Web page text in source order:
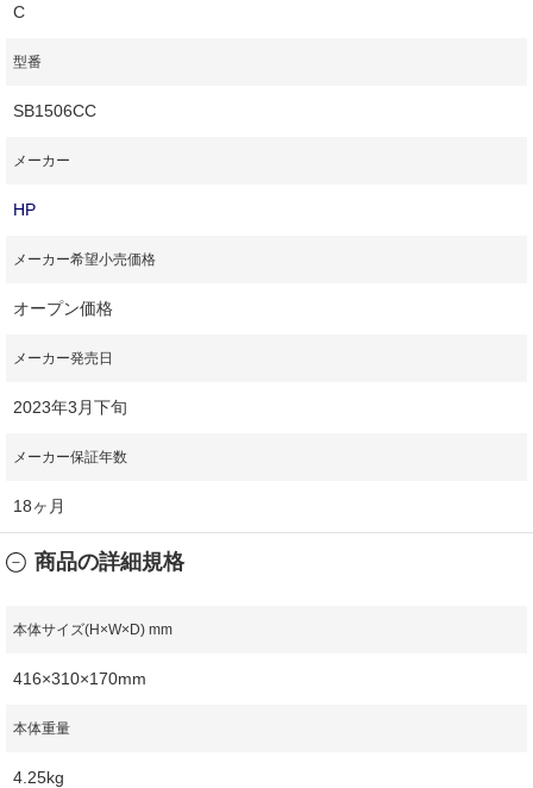
C
型番
SB1506CC
メーカー
HP
メーカー希望小売価格
オープン価格
メーカー発売日
2023年3月下旬
メーカー保証年数
18ヶ月
商品の詳細規格
本体サイズ(H×W×D) mm
416×310×170mm
本体重量
4.25kg